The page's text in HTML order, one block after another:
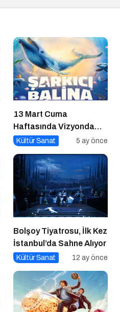
13 Mart Cuma
Haftasında Vizyonda
Hangi Filmler Var?
Kültür Sanat 5 ay önce
Bolşoy Tiyatrosu, İlk Kez
İstanbul’da Sahne Alıyor
Kültür Sanat 12 ay önce